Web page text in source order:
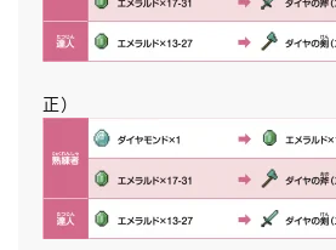
正）